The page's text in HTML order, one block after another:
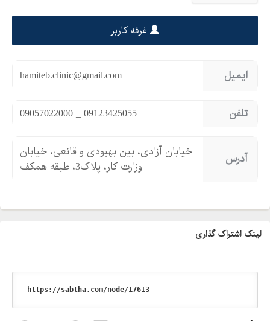
غرفه کاربر
ایمیل hamiteb.clinic@gmail.com
تلفن 09057022000 _ 09123425055
آدرس
خیابان آزادی، بین بهبودی و قانعی، خیابان
وزارت کار، پلاک3، طبقه همکف
لینک اشتراک گذاری